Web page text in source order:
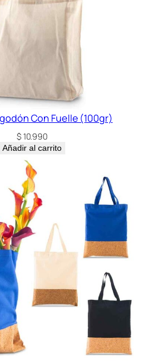
Con Fuelle (100gr)
$10.990
Añadir al carrito